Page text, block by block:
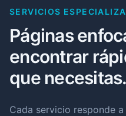
SERVICIOS
Páginas
encontrar
que necesitas.
Cada servicio responde